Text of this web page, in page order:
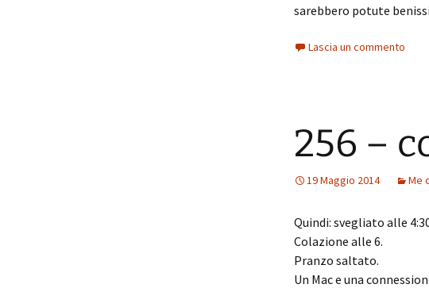
sarebbero potute
Lascia un commento
256 –
19 Maggio 2014 Me
Quindi: svegliato alle
Colazione alle 6.
Pranzo saltato.
Un Mac e una